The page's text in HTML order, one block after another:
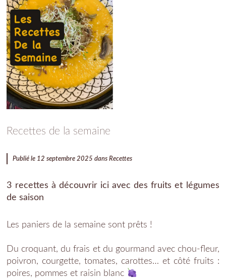
Recettes de la semaine
Publié le 12 septembre 2025 dansRecettes
3 recettes à découvrir ici avec des fruits et légumes
de saison
Les paniers de la semaine sont prêts !
Du croquant, du frais et du gourmand avec chou-fleur,
poivron, courgette, tomates, carottes… et côté fruits :
poires, pommes et raisin blanc